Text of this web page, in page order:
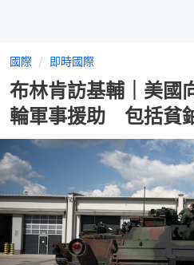
國際 即時國際
布林肯訪基輔｜美國
輪軍事援助 包括貧